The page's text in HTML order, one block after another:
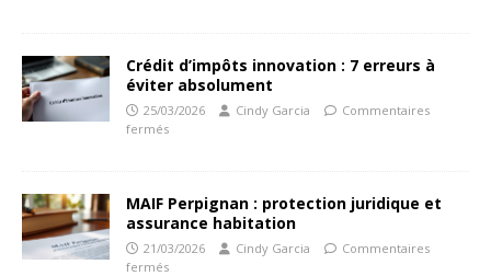
Crédit d’impôts innovation : 7 erreurs à
éviter absolument
25/03/2026 Cindy Garcia
Commentaires
fermés
MAIF Perpignan : protection juridique et
assurance habitation
21/03/2026 Cindy Garcia
Commentaires
fermés